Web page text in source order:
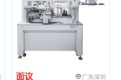
下的老化筛选试验
面议 广东深圳